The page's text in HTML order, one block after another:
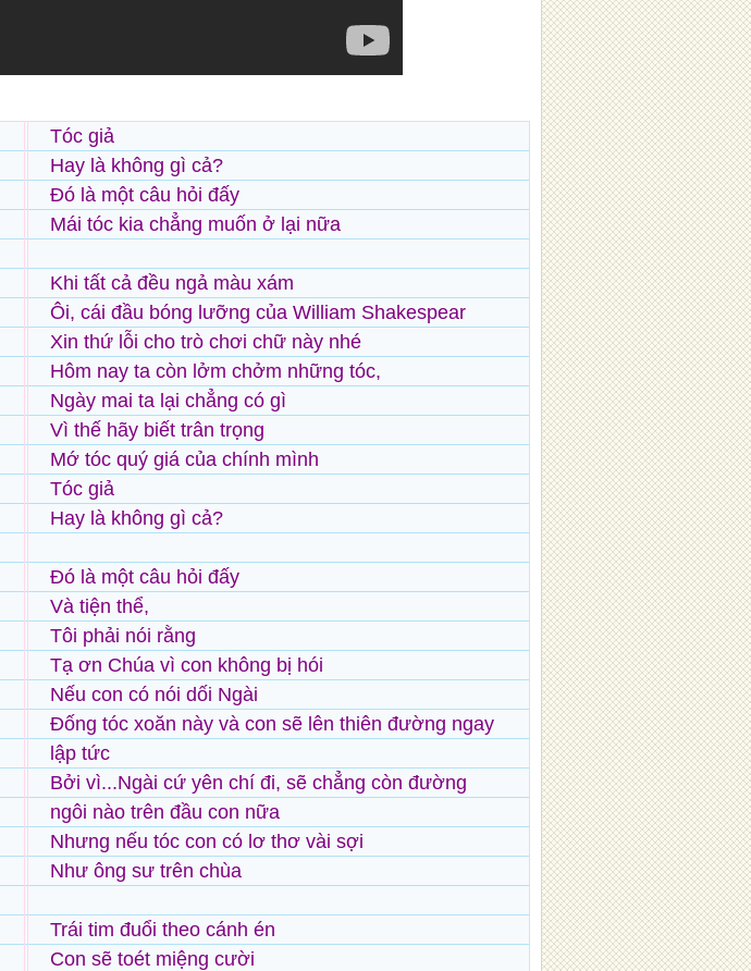
Tóc giả
Hay là không gì cả?
Đó là một câu hỏi đấy
Mái tóc kia chẳng muốn ở lại nữa
Khi tất cả đều ngả màu xám
Ôi, cái đầu bóng lưỡng của William Shakespear
Xin thứ lỗi cho trò chơi chữ này nhé
Hôm nay ta còn lởm chởm những tóc,
Ngày mai ta lại chẳng có gì
Vì thế hãy biết trân trọng
Mớ tóc quý giá của chính mình
Tóc giả
Hay là không gì cả?
Đó là một câu hỏi đấy
Và tiện thể,
Tôi phải nói rằng
Tạ ơn Chúa vì con không bị hói
Nếu con có nói dối Ngài
Đống tóc xoăn này và con sẽ lên thiên đường ngay
lập tức
Bởi vì...Ngài cứ yên chí đi, sẽ chẳng còn đường
ngôi nào trên đầu con nữa
Nhưng nếu tóc con có lơ thơ vài sợi
Như ông sư trên chùa
Trái tim đuổi theo cánh én
Con sẽ toét miệng cười